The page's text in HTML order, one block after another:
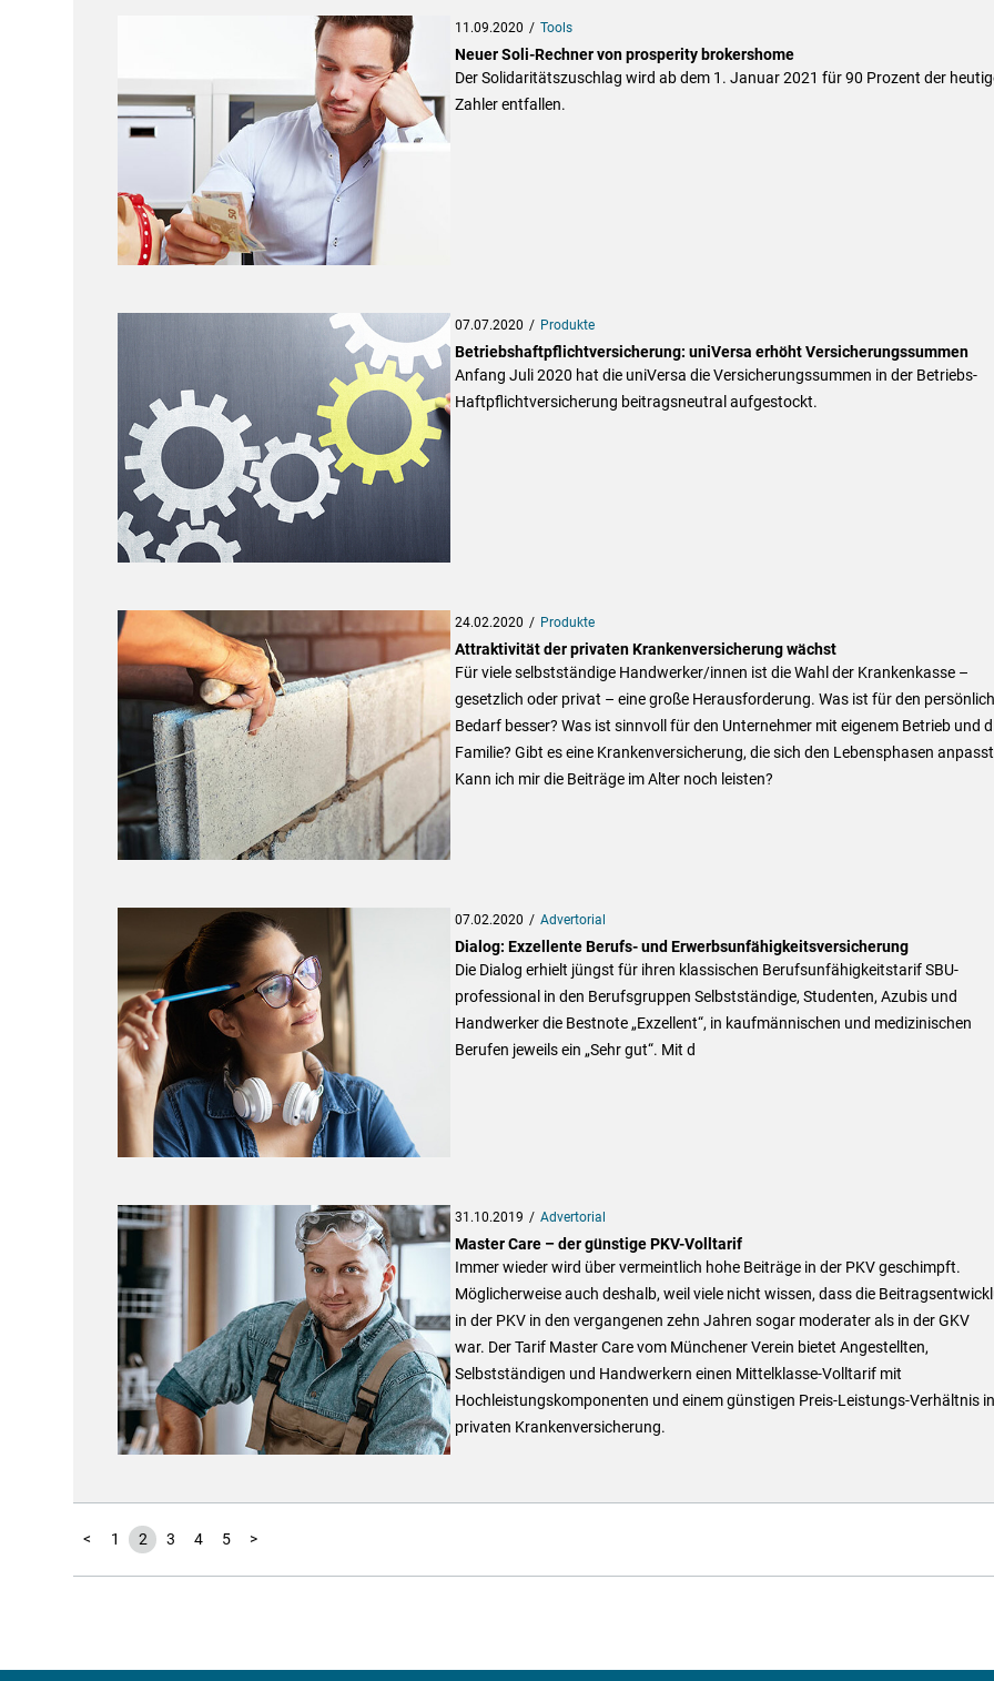
11.09.2020 Tools
Neuer Soli-Rechner von prosperity brokershome
Der Solidaritätszuschlag wird ab dem 1. Januar 2021 für 90 Prozent der
Zahler entfallen.
07.07.2020 Produkte
Betriebshaftpflichtversicherung: uniVersa erhöht Versicherungssummen
Anfang Juli 2020 hat die uniVersa die Versicherungssummen in der Betriebs-
Haftpflichtversicherung beitragsneutral aufgestockt.
24.02.2020 Produkte
Attraktivität der privaten Krankenversicherung wächst
Für viele selbstständige Handwerker/innen ist die Wahl der Krankenkasse –
gesetzlich oder privat – eine große Herausforderung. Was ist für den
Bedarf besser? Was ist sinnvoll für den Unternehmer mit eigenem Betrieb und
Familie? Gibt es eine Krankenversicherung, die sich den Lebensphasen
Kann ich mir die Beiträge im Alter noch leisten?
07.02.2020 Advertorial
Dialog: Exzellente Berufs- und Erwerbsunfähigkeitsversicherung
Die Dialog erhielt jüngst für ihren klassischen Berufsunfähigkeitstarif SBU-
professional in den Berufsgruppen Selbstständige, Studenten, Azubis und
Handwerker die Bestnote „Exzellent“, in kaufmännischen und medizinischen
Berufen jeweils ein „Sehr gut“. Mit d
31.10.2019 Advertorial
Master Care – der günstige PKV-Volltarif
Immer wieder wird über vermeintlich hohe Beiträge in der PKV geschimpft.
Möglicherweise auch deshalb, weil viele nicht wissen, dass die
in der PKV in den vergangenen zehn Jahren sogar moderater als in der GKV
war. Der Tarif Master Care vom Münchener Verein bietet Angestellten,
Selbstständigen und Handwerkern einen Mittelklasse-Volltarif mit
Hochleistungskomponenten und einem günstigen Preis-Leistungs-Verhältnis
privaten Krankenversicherung.
< 1 2 3 4 5 >